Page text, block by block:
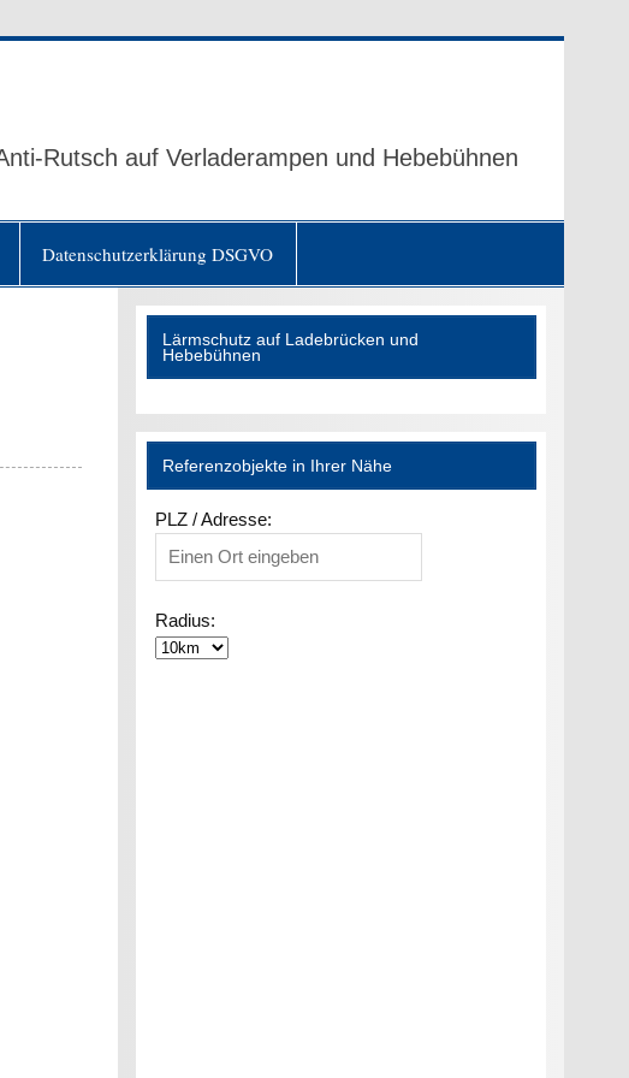
Rutsch auf Verladerampen und Hebebühnen
Datenschutzerklärung DSGVO
Lärmschutz auf Ladebrücken und
Hebebühnen
Referenzobjekte in Ihrer Nähe
PLZ / Adresse:
Radius: